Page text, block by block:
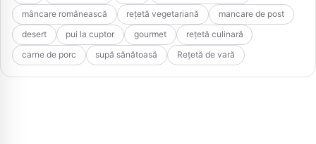
mâncare românească
rețetă vegetariană
mancare de post
desert
pui la cuptor gourmet
rețetă culinară
carne de porc
supă sănătoasă Rețetă de vară